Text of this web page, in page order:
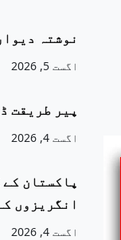
نوشتہ دیوار
اگست 5, 2026
پیر طریقت
اگست 4, 2026
پاکستان
انگریزوں
اگست 4, 2026